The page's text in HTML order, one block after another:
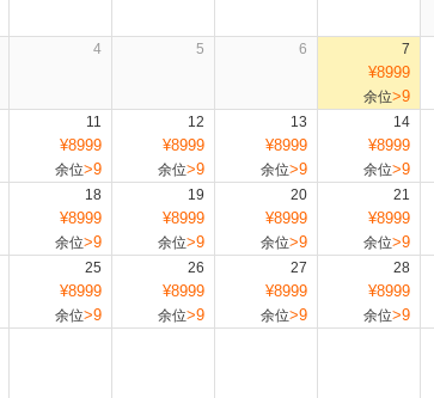
4 5 6 7
¥8999
余位>9
11
¥8999
余位>9
12
¥8999
余位>9
13
¥8999
余位>9
14
¥8999
余位>9
18
¥8999
余位>9
19
¥8999
余位>9
20
¥8999
余位>9
21
¥8999
余位>9
25
¥8999
余位>9
26
¥8999
余位>9
27
¥8999
余位>9
28
¥8999
余位>9